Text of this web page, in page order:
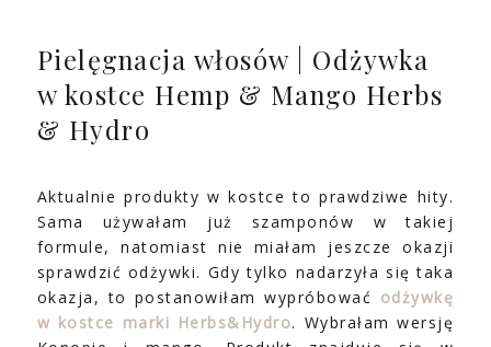
Pielęgnacja włosów | Odżywka
w kostce Hemp & Mango Herbs
& Hydro
Aktualnie produkty w kostce to prawdziwe hity.
Sama używałam już szamponów w takiej
formule, natomiast nie miałam jeszcze okazji
sprawdzić odżywki. Gdy tylko nadarzyła się taka
okazja, to postanowiłam wypróbować odżywkę
w kostce marki Herbs&Hydro. Wybrałam wersję